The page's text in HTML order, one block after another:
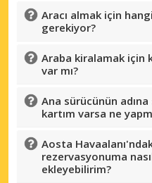
Aracı almak için
gerekiyor?
Araba kiralamak için
var mı?
Ana sürücünün
kartım varsa ne
Aosta
rezervasyonuma
ekleyebilirim?